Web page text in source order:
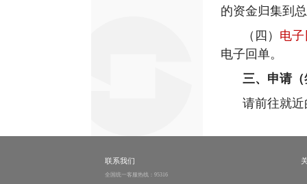
的资金归集到
（四） 电
电子回单。
三、申请
请前往就
联系我们
全国统一客服热线：95316